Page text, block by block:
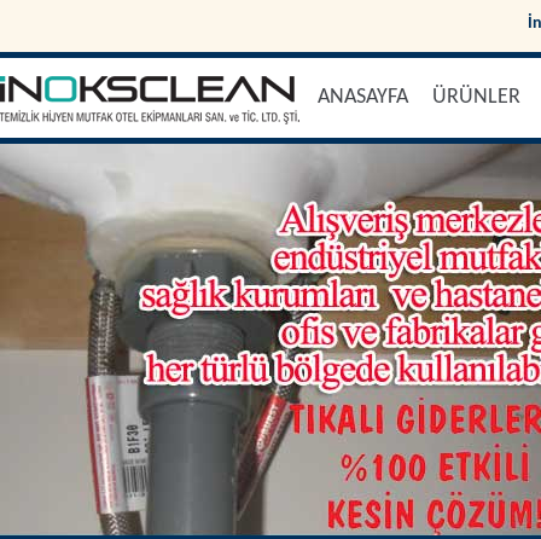
ANASAYFA ÜRÜNLER